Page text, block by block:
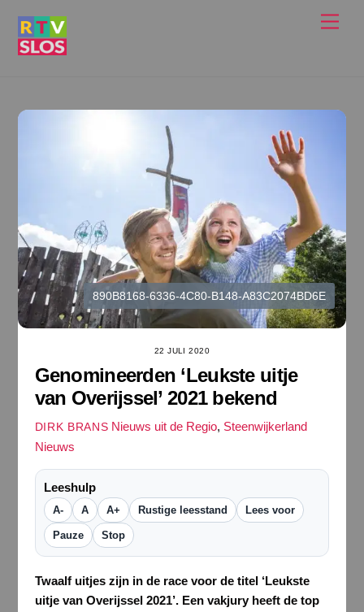
890B8168-6336-4C80-B148-A83C2074BD6E
22 JULI 2020
Genomineerden ‘Leukste uitje
van Overijssel’ 2021 bekend
DIRK BRANS Nieuws uit de Regio, Steenwijkerland
Nieuws
Leeshulp
A- A A+ Rustige leesstand Lees voor
Pauze Stop
Twaalf uitjes zijn in de race voor de titel ‘Leukste
uitje van Overijssel 2021’. Een vakjury heeft de top